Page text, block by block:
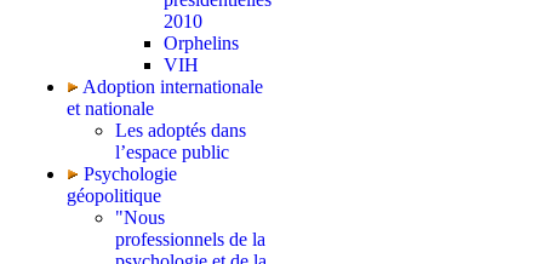
2010
Orphelins
VIH
Adoption internationale
et nationale
Les adoptés dans
l’espace public
Psychologie
géopolitique
"Nous
professionnels de la